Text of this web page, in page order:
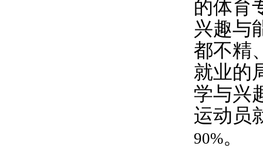
的体育
兴趣与
都不精
就业的
学与兴
运动员
90%。